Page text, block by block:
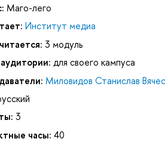
Маго-лего
Институт медиа
3 модуль
для своего кампуса
Миловидов Станислав
3
часы: 40